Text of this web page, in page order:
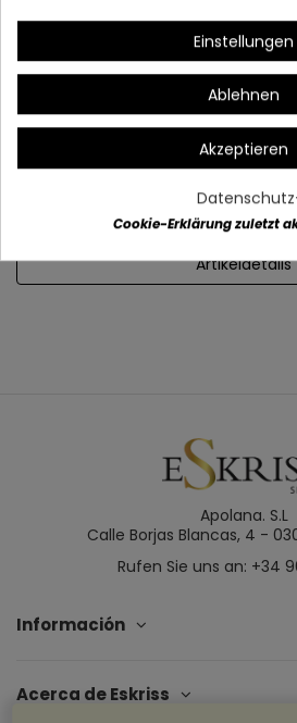
Nur noch wenige Teile verfügbar
Kristall
60 cm 日本語: 120 cm
Artikeldetails
Apolana. S.L
Calle Borjas Blancas, 4 -
Rufen Sie uns an: +34
Información
Acerca de Eskriss
Einstellungen
Ablehnen
Akzeptieren
Cookie-Erklärung zuletzt